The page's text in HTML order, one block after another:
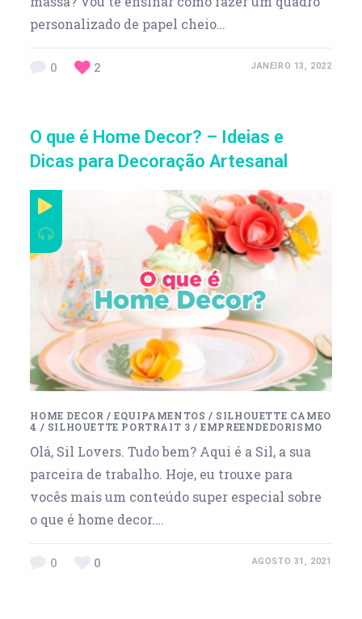
personalizado de papel cheio…
0 2 JANEIRO 13, 2022
O que é Home Decor? – Ideias e
Dicas para Decoração Artesanal
HOME DECOR /EQUIPAMENTOS / SILHOUETTE CAMEO
4 / SILHOUETTE PORTRAIT 3 /EMPREENDEDORISMO
Olá, Sil Lovers. Tudo bem? Aqui é a Sil, a sua
parceira de trabalho. Hoje, eu trouxe para
vocês mais um conteúdo super especial sobre
o que é home decor.…
0 0 AGOSTO 31, 2021